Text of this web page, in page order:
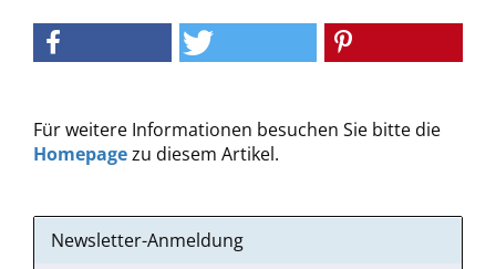
Für weitere Informationen besuchen Sie bitte die
Homepagezu diesem Artikel.
Newsletter-Anmeldung